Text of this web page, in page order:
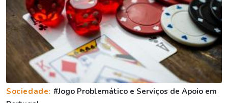
Sociedade: #Jogo Problemático e Serviços de Apoio em